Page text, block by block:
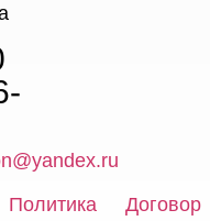
Политика
Договор